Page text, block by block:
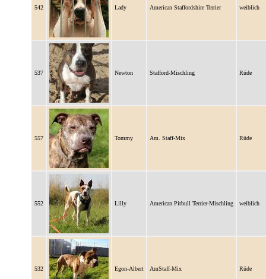
542 Lady American Staffordshire Terrier weiblich
537 Newton Stafford-Mischling Rüde
557 Tommy Am. Staff-Mix Rüde
552 Lilly American Pitbull Terrier-Mischling weiblich
532 Egon-Albert AmStaff-Mix Rüde